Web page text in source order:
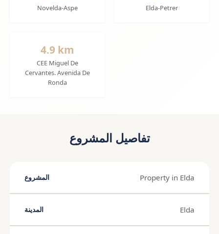
Novelda-Aspe Elda-Petrer
4.9 km
CEE Miguel De
Cervantes. Avenida De
Ronda
تفاصيل المشروع
المشروع Property in Elda
المدينة Elda